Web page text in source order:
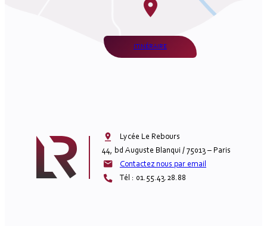

Lycée Le Rebours
44, bd Auguste Blanqui / 75013 – Paris
Contactez nous par email
Tél : 01.55.43.28.88
ITINÉRAIRE